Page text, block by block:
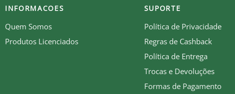
INFORMACOES
Quem Somos
Produtos Licenciados
SUPORTE
Política de Privacidade
Regras de Cashback
Política de Entrega
Trocas e Devoluções
Formas de Pagamento